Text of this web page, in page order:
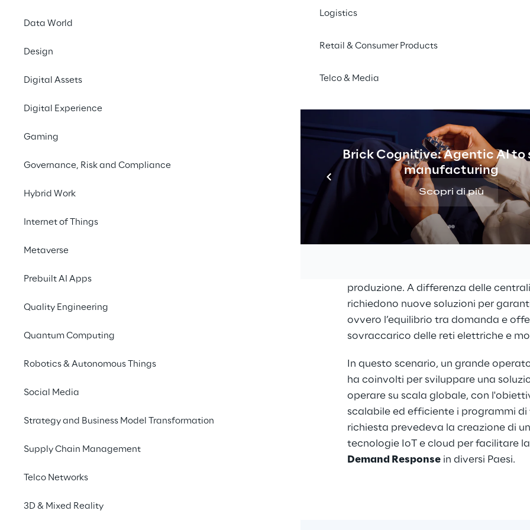
Data World
Design
Digital Assets
Digital Experience
Gaming
Governance, Risk and Compliance
Hybrid Work
Internet of Things
Metaverse
Prebuilt AI Apps
Quality Engineering
Quantum Computing
Robotics & Autonomous Things
Social Media
Strategy and Business Model Transformation
Supply Chain Management
Telco Networks
3D & Mixed Reality
Logistics
Retail & Consumer Products
Telco & Media
Brick Cognitive: Agentic AI to
manufacturing
Scopri di più
energetica e di resilienza delle reti
sistemi di aggregazione della
Da operatori energetici
Nel contesto della transizione verso
sfide, come la gestione
produzione. A differenza delle
richiedono nuove soluzioni per
ovvero l’equilibrio tra domanda e
sovraccarico delle reti elettriche e
In questo scenario, un grande
ha coinvolti per sviluppare una
operare su scala globale, con
scalabile ed efficiente i programmi di
richiesta prevedeva la creazione di
tecnologie IoT e cloud per facilitare
Demand Response in diversi Paesi.